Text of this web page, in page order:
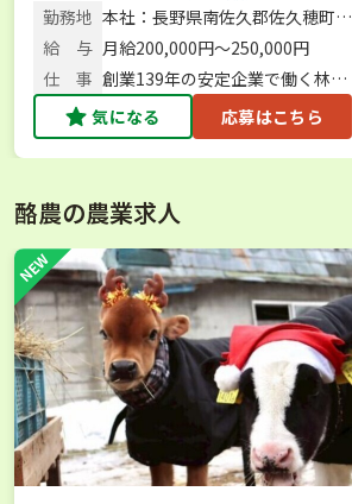
貫！創業139年の安定企業で一緒に林
業に挑戦しませんか？
勤務地 本社：長野県南佐久郡佐久穂町平
林121番地
給 与 月給200,000円～250,000円
仕 事 創業139年の安定企業で働く林業
作業員（伐採・造林）
気になる 応募はこちら
酪農の農業求人